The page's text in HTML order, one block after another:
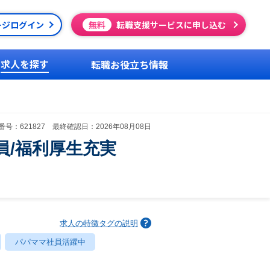
ログイン 無料 転職支援サービスに申し込む
求人を探す 転職お役立ち情報
号：621827 最終確認日：2026年08月08日
/福利厚生充実
求人の特徴タグの説明
パパママ社員活躍中